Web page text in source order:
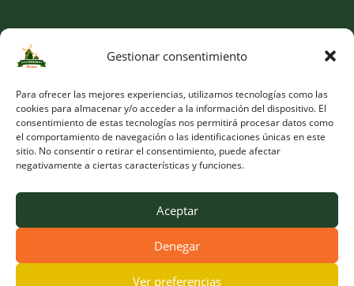
Gestionar consentimiento
Para ofrecer las mejores experiencias, utilizamos tecnologías como las
cookies para almacenar y/o acceder a la información del dispositivo. El
consentimiento de estas tecnologías nos permitirá procesar datos como
el comportamiento de navegación o las identificaciones únicas en este
sitio. No consentir o retirar el consentimiento, puede afectar
negativamente a ciertas características y funciones.
Aceptar
Denegar
Ver preferencias
SOCIAL
© Copyright 2026 Viveros Los Molinos |
Developed by Obelisk